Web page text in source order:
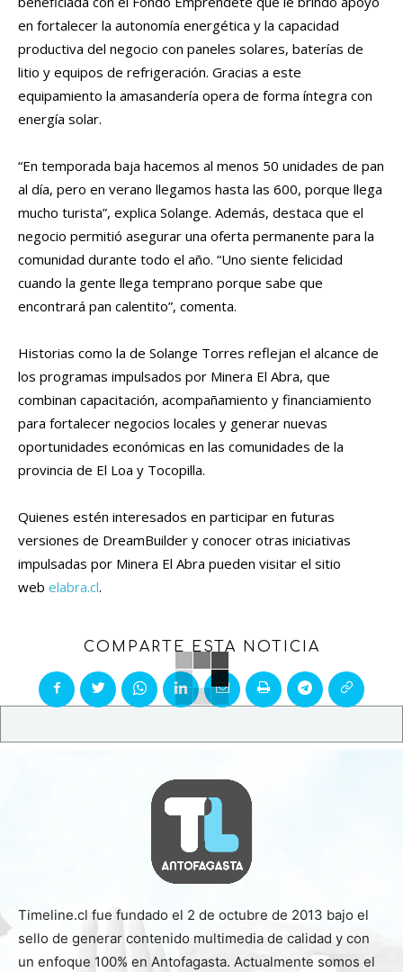
en fortalecer la autonomía energética y la capacidad
productiva del negocio con paneles solares, baterías de
litio y equipos de refrigeración. Gracias a este
equipamiento la amasandería opera de forma íntegra con
energía solar.
“En temporada baja hacemos al menos 50 unidades de pan
al día, pero en verano llegamos hasta las 600, porque llega
mucho turista”, explica Solange. Además, destaca que el
negocio permitió asegurar una oferta permanente para la
comunidad durante todo el año. “Uno siente felicidad
cuando la gente llega temprano porque sabe que
encontrará pan calentito”, comenta.
Historias como la de Solange Torres reflejan el alcance de
los programas impulsados por Minera El Abra, que
combinan capacitación, acompañamiento y financiamiento
para fortalecer negocios locales y generar nuevas
oportunidades económicas en las comunidades de la
provincia de El Loa y Tocopilla.
Quienes estén interesados en participar en futuras
versiones de DreamBuilder y conocer otras iniciativas
impulsadas por Minera El Abra pueden visitar el sitio
web elabra.cl.
COMPARTE ESTA NOTICIA
Timeline.cl fue fundado el 2 de octubre de 2013 bajo el
sello de generar contenido multimedia de calidad y con
un enfoque 100% en Antofagasta. Actualmente somos el